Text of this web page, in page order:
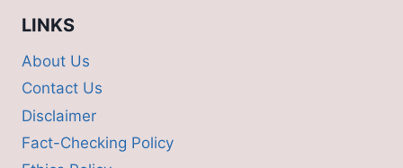
LINKS
About Us
Contact Us
Disclaimer
Fact-Checking Policy